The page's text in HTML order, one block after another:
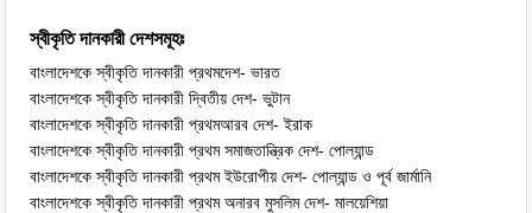
স্বীকৃতি দানকারী দেশসমূহঃ
বাংলাদেশকে স্বীকৃতি দানকারী প্রথমদেশ- ভারত
বাংলাদেশকে স্বীকৃতি দানকারী দ্বিতীয় দেশ- ভুটান
বাংলাদেশকে স্বীকৃতি দানকারী প্রথমআরব দেশ- ইরাক
বাংলাদেশকে স্বীকৃতি দানকারী প্রথম সমাজতান্ত্রিক দেশ- পোল্যান্ড
বাংলাদেশকে স্বীকৃতি দানকারী প্রথম ইউরোপীয় দেশ- পোল্যান্ড ও পূর্ব জার্মানি
বাংলাদেশকে স্বীকৃতি দানকারী প্রথম অনারব মুসলিম দেশ- মালয়েশিয়া